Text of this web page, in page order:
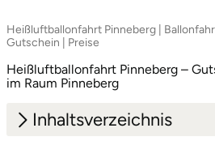
Heißluftballonfahrt Pinneberg |
Gutschein | Preise
Heißluftballonfahrt Pinneberg –
im Raum Pinneberg
Inhaltsverzeichnis